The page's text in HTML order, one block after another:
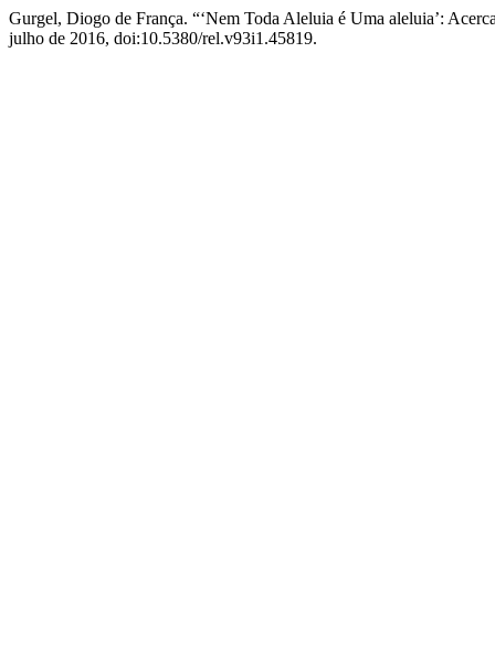
Gurgel, Diogo de França. “‘Nem Toda Aleluia é Uma aleluia’:
julho de 2016, doi:10.5380/rel.v93i1.45819.